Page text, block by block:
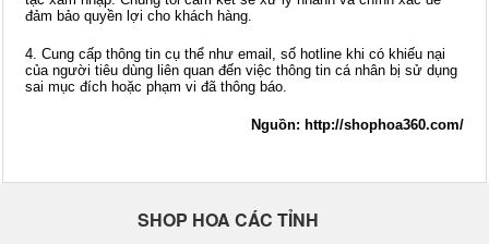
đảm bảo quyền lợi cho khách hàng.
4. Cung cấp thông tin cụ thể như email, số hotline khi có khiếu nại
của người tiêu dùng liên quan đến việc thông tin cá nhân bị sử dụng
sai mục đích hoặc phạm vi đã thông báo.
Nguồn: http://shophoa360.com/
SHOP HOA CÁC TỈNH